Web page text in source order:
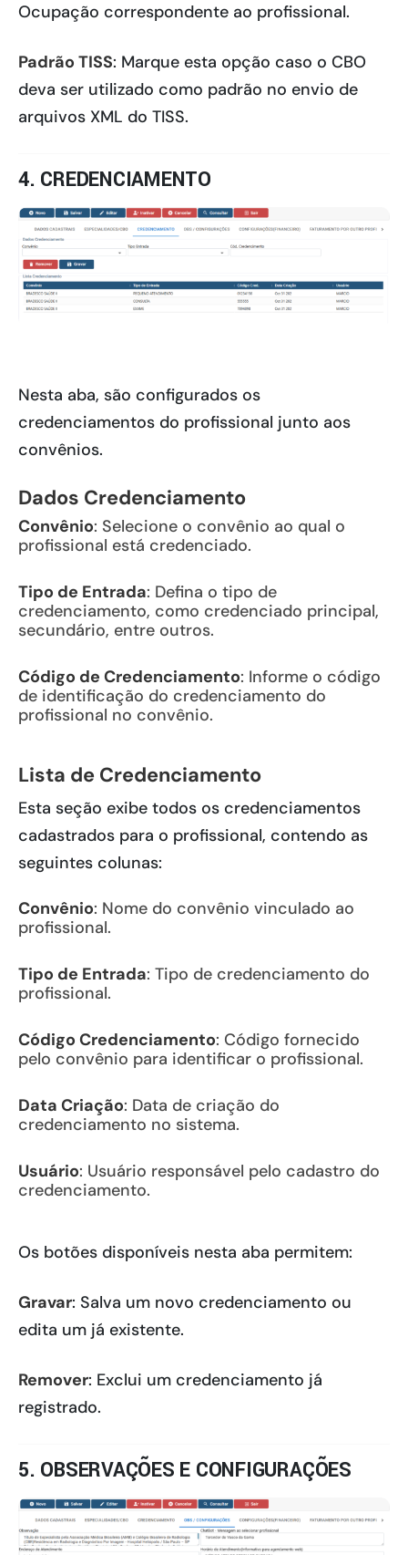
Ocupação correspondente ao profissional.
Padrão TISS: Marque esta opção caso o CBO
deva ser utilizado como padrão no envio de
arquivos XML do TISS.
4. CREDENCIAMENTO
Nesta aba, são configurados os
credenciamentos do profissional junto aos
convênios.
Dados Credenciamento
Convênio: Selecione o convênio ao qual o
profissional está credenciado.
Tipo de Entrada: Defina o tipo de
credenciamento, como credenciado principal,
secundário, entre outros.
Código de Credenciamento: Informe o código
de identificação do credenciamento do
profissional no convênio.
Lista de Credenciamento
Esta seção exibe todos os credenciamentos
cadastrados para o profissional, contendo as
seguintes colunas:
Convênio: Nome do convênio vinculado ao
profissional.
Tipo de Entrada: Tipo de credenciamento do
profissional.
Código Credenciamento: Código fornecido
pelo convênio para identificar o profissional.
Data Criação: Data de criação do
credenciamento no sistema.
Usuário: Usuário responsável pelo cadastro do
credenciamento.
Os botões disponíveis nesta aba permitem:
Gravar: Salva um novo credenciamento ou
edita um já existente.
Remover: Exclui um credenciamento já
registrado.
5. OBSERVAÇÕES E CONFIGURAÇÕES